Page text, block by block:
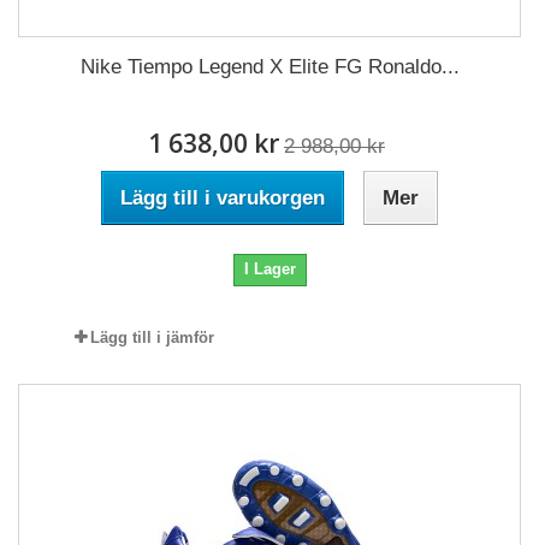
Nike Tiempo Legend X Elite FG Ronaldo...
1 638,00 kr 2 988,00 kr
Lägg till i varukorgen Mer
I Lager
Lägg till i jämför